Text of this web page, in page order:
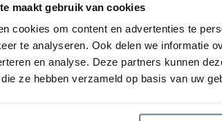
maakt gebruik van cookies
cookies om content en advertenties te
te analyseren. Ook delen we informatie
en analyse. Deze partners kunnen
ze hebben verzameld op basis van uw
dan zuiver-wit of antraciet-zwart? Kies
plantenbak? Neem hiervoor contact met
opmerkingenveld tijdens de
bodem? Ook dit is mogelijk! We laten de